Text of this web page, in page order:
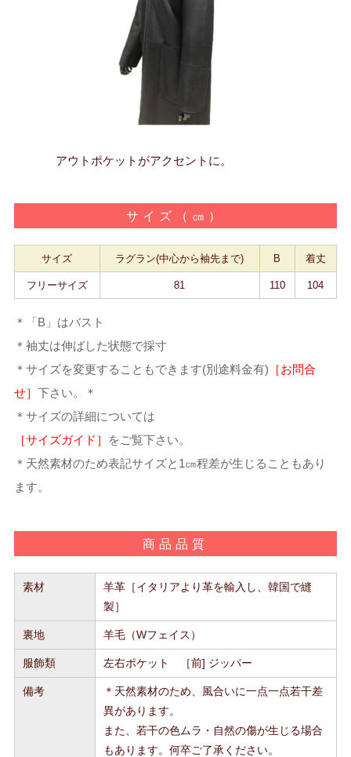
アウトポケットがアクセントに。
サイズ（㎝）
サイズ ラグラン(中心から袖先まで) B 着丈
フリーサイズ 81 110 104
＊「B」はバスト
＊袖丈は伸ばした状態で採寸
＊サイズを変更することもできます(別途料金有) ［お問合
せ］ 下さい。＊
＊サイズの詳細については
［サイズガイド］
をご覧下さい。
＊天然素材のため表記サイズと1㎝程差が生じることもあり
ます。
商品品質
素材
羊革［イタリアより革を輸入し、韓国で縫
製］
裏地 羊毛（Wフェイス）
服飾類 左右ポケット ［前] ジッパー
備考
＊天然素材のため、風合いに一点一点若干差
異があります。
また、若干の色ムラ・自然の傷が生じる場合
もあります。何卒ご了承ください。